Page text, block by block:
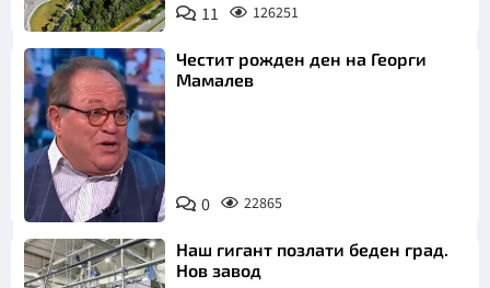
11 126251
Снимка: БНТ
Честит рожден ден на Георги
Мамалев
0 22865
Наш гигант позлати беден град.
Нов завод